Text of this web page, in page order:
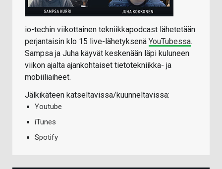
io-techin viikottainen tekniikkapodcast lähetetään
perjantaisin klo 15 live-lähetyksenä YouTubessa.
Sampsa ja Juha käyvät keskenään läpi kuluneen
viikon ajalta ajankohtaiset tietotekniikka- ja
mobiiliaiheet.
Jälkikäteen katseltavissa/kuunneltavissa:
Youtube
iTunes
Spotify